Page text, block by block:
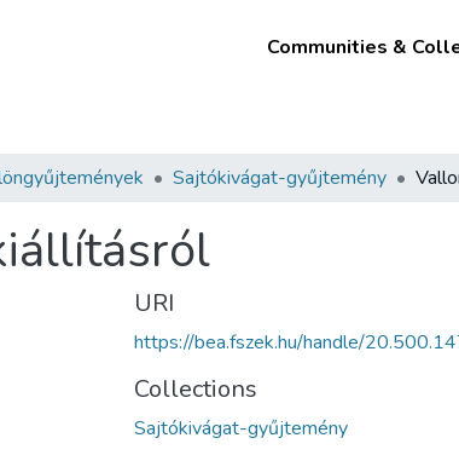
Communities &
Sajtókivágat-gyűjtemény
URI
https://bea.fszek.hu/handle/
Collections
Sajtókivágat-gyűjtemény